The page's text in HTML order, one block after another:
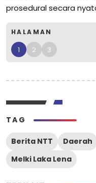
prosedural secara
HALAMAN
1 2 3
TAG
Berita NTT Daerah
Melki Laka Lena